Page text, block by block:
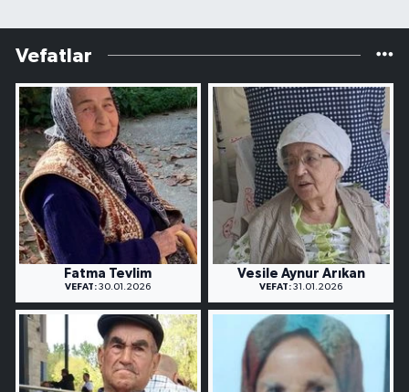
Vefatlar
Fatma Tevlim
VEFAT: 30.01.2026
Vesile Aynur Arıkan
VEFAT: 31.01.2026